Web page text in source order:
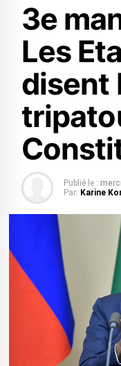
3e
Les
disent
Publié le :
Par: Karine